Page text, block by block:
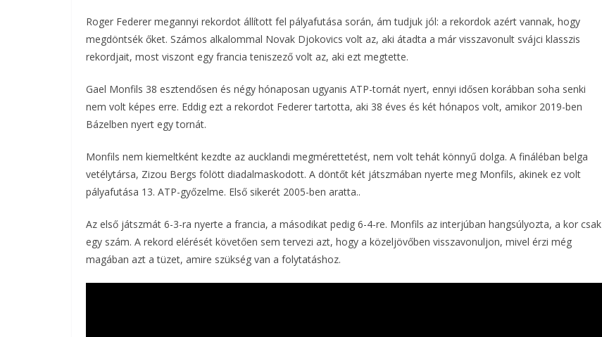
Roger Federer megannyi rekordot állított fel pályafutása során, ám tudjuk jól: a rekordok azért vannak, hogy
megdöntsék őket. Számos alkalommal Novak Djokovics volt az, aki átadta a már visszavonult svájci klasszis
rekordjait, most viszont egy francia teniszező volt az, aki ezt megtette.
Gael Monfils 38 esztendősen és négy hónaposan ugyanis ATP-tornát nyert, ennyi idősen korábban soha senki
nem volt képes erre. Eddig ezt a rekordot Federer tartotta, aki 38 éves és két hónapos volt, amikor 2019-ben
Bázelben nyert egy tornát.
Monfils nem kiemeltként kezdte az aucklandi megmérettetést, nem volt tehát könnyű dolga. A fináléban belga
vetélytársa, Zizou Bergs fölött diadalmaskodott. A döntőt két játszmában nyerte meg Monfils, akinek ez volt
pályafutása 13. ATP-győzelme. Első sikerét 2005-ben aratta..
Az első játszmát 6-3-ra nyerte a francia, a másodikat pedig 6-4-re. Monfils az interjúban hangsúlyozta, a kor csak
egy szám. A rekord elérését követően sem tervezi azt, hogy a közeljövőben visszavonuljon, mivel érzi még
magában azt a tüzet, amire szükség van a folytatáshoz.